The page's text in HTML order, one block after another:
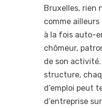
Bruxelles, rien
comme
à la fois auto-
chômeur,
de son
structure,
d’emploi peut
d’entreprise